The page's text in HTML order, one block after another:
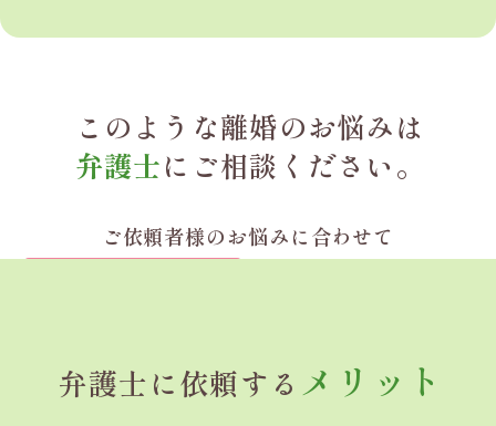
このような離婚のお悩みは
弁護士にご相談ください。
ご依頼者様のお悩みに合わせて
弁護士に依頼する メリット